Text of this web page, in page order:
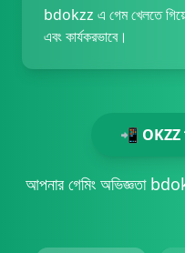
bdokzz এ গেম খেলতে
এবং কার্যকরভাবে।
📲 OKZZ
আপনার গেমিং অভিজ্ঞতা